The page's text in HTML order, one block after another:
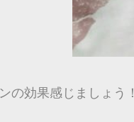
の効果感じましょう！